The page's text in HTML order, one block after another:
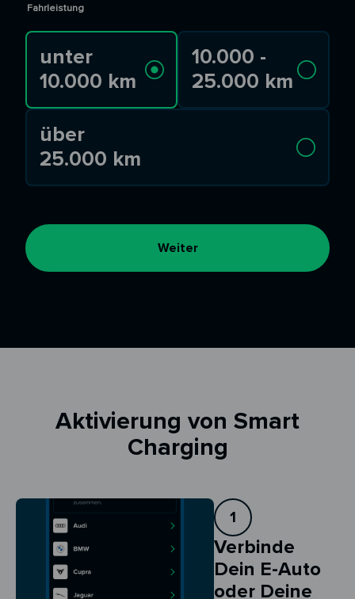
Fahrleistung
unter
10.000 km
10.000 -
25.000 km
über
25.000 km
Weiter
Aktivierung von Smart
Charging
1
Verbinde
Dein E-Auto
oder Deine